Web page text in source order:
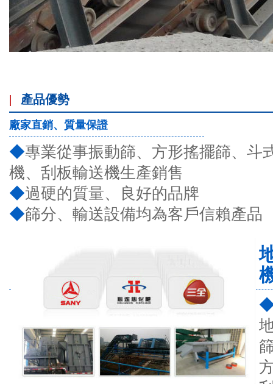
| 產品優勢
廠家直銷、質量保證
◆專業從事振動篩、方形搖擺篩、斗
機、刮板輸送機生產銷售
◆過硬的質量、良好的品牌
◆篩分、輸送設備均為客戶信賴產品